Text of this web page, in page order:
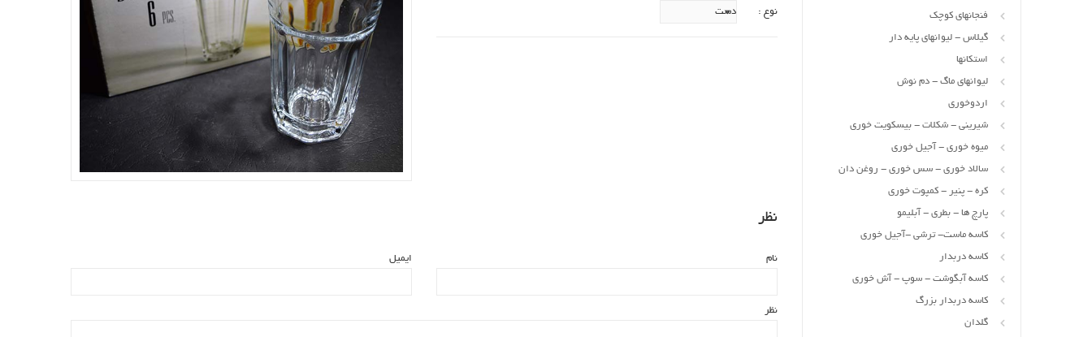
نوع :
نظر
ایمیل نام
نظر
فنجانهای کوچک
گیلاس - لیوانهای پایه دار
استکانها
لیوانهای ماگ - دم نوش
اردوخوری
شیرینی - شکلات - بیسکویت خوری
میوه خوری - آجیل خوری
سالاد خوری - سس خوری - روغن دان
کره - پنیر - کمپوت خوری
پارچ ها - بطری - آبلیمو
کاسه ماست- ترشی -آجیل خوری
کاسه دربدار
کاسه آبگوشت - سوپ - آش خوری
کاسه دربدار بزرگ
گلدان